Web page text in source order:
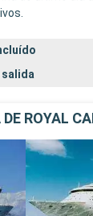
ROYAL